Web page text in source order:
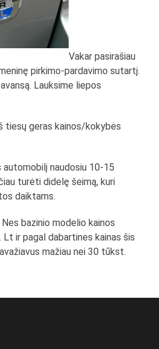
Vakar pasirašiau
pirkimo-pardavimo sutartį.
Lauksime liepos
tiesų geras kainos/kokybės
automobilį naudosiu 10-15
turėti didelę šeimą, kuri
daiktams.
bazinio modelio kainos
ir pagal dabartines kainas šis
mažiau nei 30 tūkst.